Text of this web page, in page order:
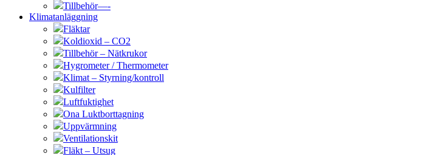
Tillbehör—-
Klimatanläggning
Fläktar
Koldioxid – CO2
Tillbehör – Nätkrukor
Hygrometer / Thermometer
Klimat – Styrning/kontroll
Kulfilter
Luftfuktighet
Ona Luktborttagning
Uppvärmning
Ventilationskit
Fläkt – Utsug